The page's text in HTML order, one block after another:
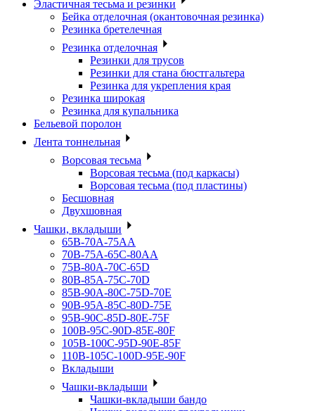
Эластичная тесьма и резинки
Бейка отделочная (окантовочная резинка)
Резинка бретелечная
Резинка отделочная
Резинки для трусов
Резинки для стана бюстгальтера
Резинка для укрепления края
Резинка широкая
Резинка для купальника
Бельевой поролон
Лента тоннельная
Ворсовая тесьма
Ворсовая тесьма (под каркасы)
Ворсовая тесьма (под пластины)
Бесшовная
Двухшовная
Чашки, вкладыши
65B-70A-75АА
70В-75А-65С-80АА
75В-80А-70С-65D
80В-85А-75С-70D
85В-90А-80С-75D-70E
90B-95A-85C-80D-75E
95B-90C-85D-80E-75F
100B-95C-90D-85E-80F
105B-100C-95D-90E-85F
110B-105C-100D-95E-90F
Вкладыши
Чашки-вкладыши
Чашки-вкладыши бандо